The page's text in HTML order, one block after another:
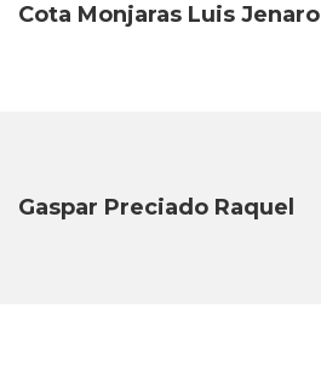
Cota Monjaras Luis Jenaro
Gaspar Preciado Raquel